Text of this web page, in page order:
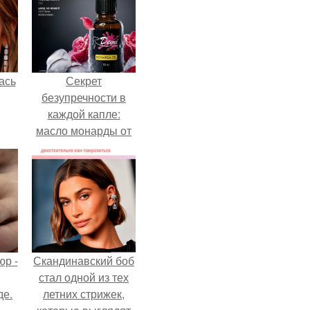
Секрет
безупречности в
каждой капле:
масло монарды от
Demi Sweet.
-
Скандинавский боб
стал одной из тех
летних стрижек,